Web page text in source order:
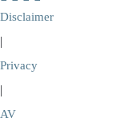
Disclaimer
|
Privacy
|
AV